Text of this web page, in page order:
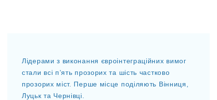
Лідерами з виконання євроінтеграційних вимог
стали всі п’ять прозорих та шість частково
прозорих міст. Перше місце поділяють Вінниця,
Луцьк та Чернівці.